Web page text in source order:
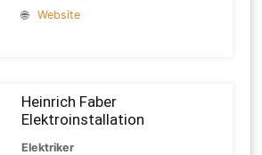
🌐
Website
Heinrich Faber
Elektroinstallation
Elektriker